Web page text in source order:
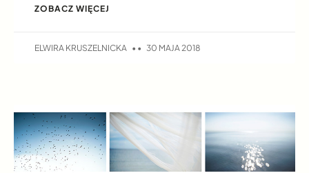
ZOBACZ WIĘCEJ
ELWIRA KRUSZELNICKA 30 MAJA 2018